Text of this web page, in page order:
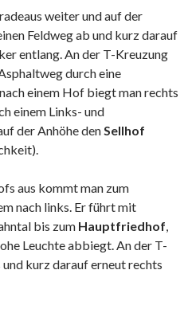
weiter und auf der
Feldweg ab und kurz darauf
entlang. An der T-Kreuzung
durch eine
einem Hof biegt man rechts
einem Links- und
der Anhöhe denSellhof
aus kommt man zum
nach links. Er führt mit
bis zum Hauptfriedhof,
Leuchte abbiegt. An der T-
kurz darauf erneut rechts